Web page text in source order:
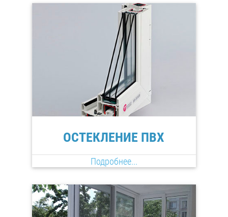
ОСТЕКЛЕНИЕ ПВХ
Подробнее...